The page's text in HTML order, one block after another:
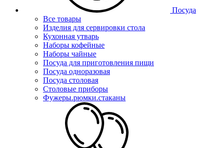
Посуда
Все товары
Изделия для сервировки стола
Кухонная утварь
Наборы кофейные
Наборы чайные
Посуда для приготовления пищи
Посуда одноразовая
Посуда столовая
Столовые приборы
Фужеры.рюмки.стаканы